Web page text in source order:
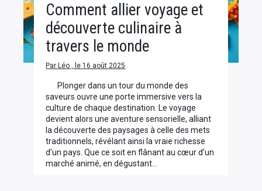
Comment allier voyage et
découverte culinaire à
travers le monde
Par Léo , le 16 août 2025
Plonger dans un tour du monde des
saveurs ouvre une porte immersive vers la
culture de chaque destination. Le voyage
devient alors une aventure sensorielle, alliant
la découverte des paysages à celle des mets
traditionnels, révélant ainsi la vraie richesse
d’un pays. Que ce soit en flânant au cœur d’un
marché animé, en dégustant…